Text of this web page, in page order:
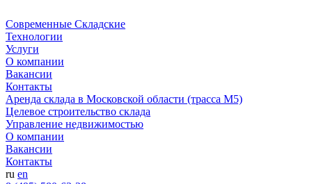
Современные Складские
Технологии
Услуги
О компании
Вакансии
Контакты
Аренда склада в Московской области (трасса М5)
Целевое строительство склада
Управление недвижимостью
О компании
Вакансии
Контакты
ru en